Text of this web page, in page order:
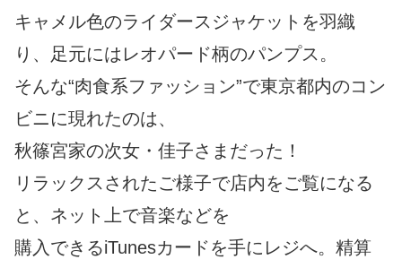
キャメル色のライダースジャケットを羽織
り、足元にはレオパード柄のパンプス。
そんな“肉食系ファッション”で東京都内のコン
ビニに現れたのは、
秋篠宮家の次女・佳子さまだった！
リラックスされたご様子で店内をご覧になる
と、ネット上で音楽などを
購入できるiTunesカードを手にレジへ。精算